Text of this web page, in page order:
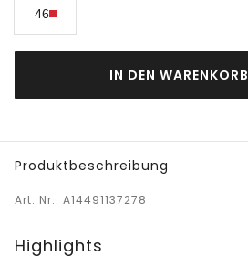
46
IN DEN WARENKORB
Produktbeschreibung
Art. Nr.: A14491137278
Highlights